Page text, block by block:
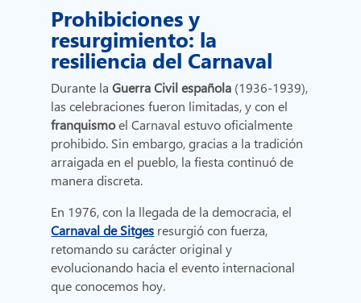
Prohibiciones y
resurgimiento: la
resiliencia del Carnaval
Durante laGuerra Civil española (1936-1939),
las celebraciones fueron limitadas, y con el
franquismoel Carnaval estuvo oficialmente
prohibido. Sin embargo, gracias a la tradición
arraigada en el pueblo, la fiesta continuó de
manera discreta.
En 1976, con la llegada de la democracia, el
Carnaval de Sitges resurgió con fuerza,
retomando su carácter original y
evolucionando hacia el evento internacional
que conocemos hoy.